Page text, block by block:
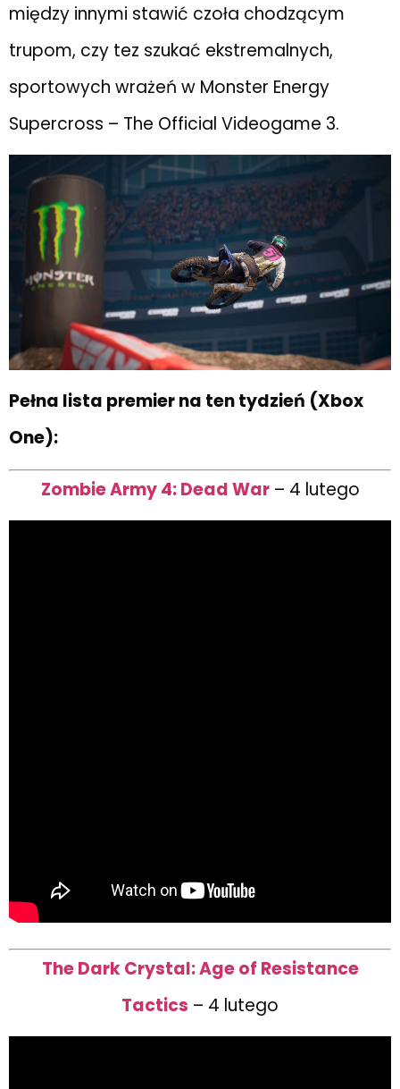
między innymi stawić czoła chodzącym
trupom, czy tez szukać ekstremalnych,
sportowych wrażeń w Monster Energy
Supercross – The Official Videogame 3.
Pełna lista premier na ten tydzień (Xbox
One):
Zombie Army 4: Dead War– 4 lutego
The Dark Crystal: Age of Resistance
Tactics – 4 lutego